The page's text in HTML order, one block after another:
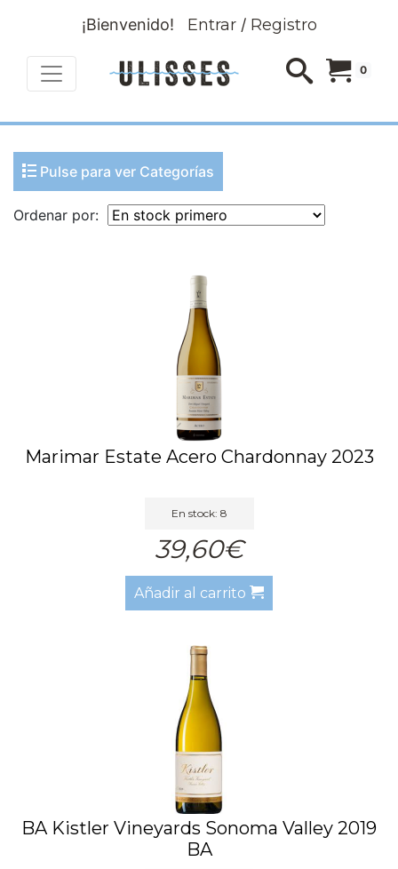
¡Bienvenido! Entrar/ Registro
0
Pulse para ver Categorías
Ordenar por:
Marimar Estate Acero Chardonnay 2023
En stock: 8
39,60€
Añadir al carrito
BA Kistler Vineyards Sonoma Valley 2019
BA